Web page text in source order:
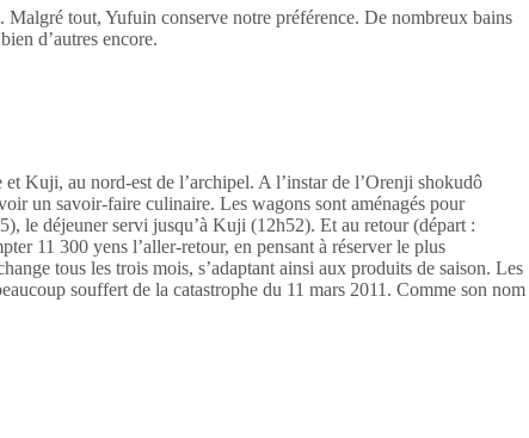
tout, Yufuin conserve notre préférence. De nombreux bains
d’autres encore.
Kuji, au nord-est de l’archipel. A l’instar de l’Orenji shokudô
un savoir-faire culinaire. Les wagons sont aménagés pour
le déjeuner servi jusqu’à Kuji (12h52). Et au retour (départ :
11 300 yens l’aller-retour, en pensant à réserver le plus
tous les trois mois, s’adaptant ainsi aux produits de saison. Les
souffert de la catastrophe du 11 mars 2011. Comme son nom